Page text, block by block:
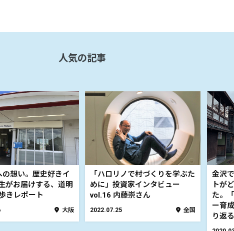
人気の記事
の想い。歴史好きイ
がお届けする、道明
きレポート
大阪
「ハロリノで村づくりを学ぶた
めに」投資家インタビュー
vol.16 内藤崇さん
2022.07.25 全国
金沢
トが
た。
ー育
り返る